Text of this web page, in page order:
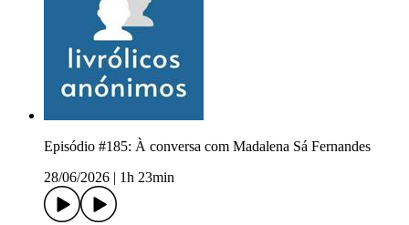
Episódio #185: À conversa com Madalena Sá Fernandes
28/06/2026
1h 23min